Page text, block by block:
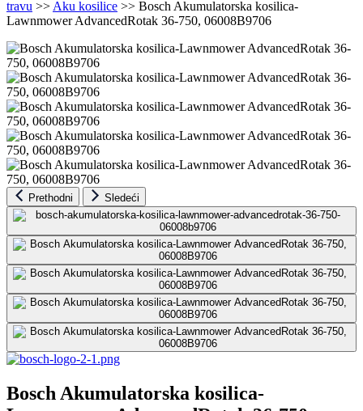
travu >> Aku kosilice >> Bosch Akumulatorska kosilica-
Lawnmower AdvancedRotak 36-750, 06008B9706
Prethodni Sledeći
Bosch Akumulatorska kosilica-